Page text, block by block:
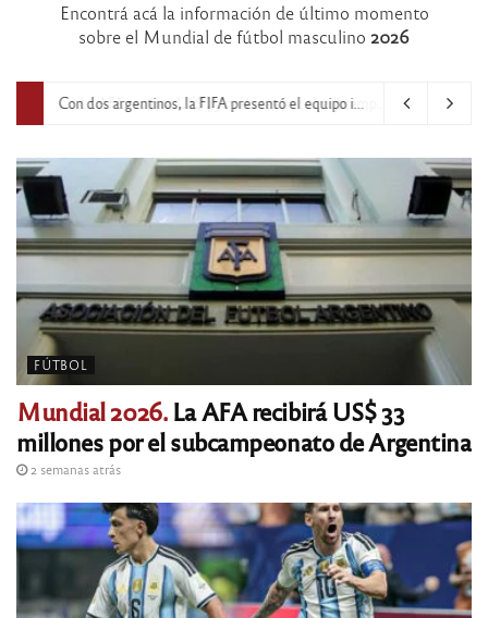
Encontrá acá la información de último momento
sobre el Mundial de fútbol masculino 2026
FÚTBOL
Mundial 2026.La AFA recibirá US$ 33
millones por el subcampeonato de Argentina
2 semanas atrás